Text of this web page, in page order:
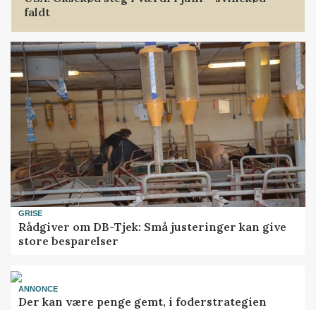
faldt
GRISE
Rådgiver om DB-Tjek: Små justeringer kan give
store besparelser
ANNONCE
Der kan være penge gemt, i foderstrategien